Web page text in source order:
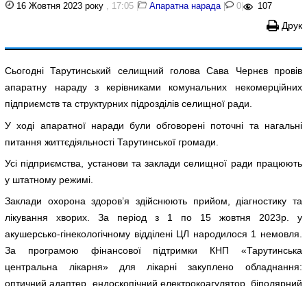
16 Жовтня 2023 року , 17:05 | Апаратна нарада| 0 | 107
Друк
Сьогодні Тарутинський селищний голова Сава Чернєв провів
апаратну нараду з керівниками комунальних некомерційних
підприємств та структурних підрозділів селищної ради.
У ході апаратної наради були обговорені поточні та нагальні
питання життєдіяльності Тарутинської громади.
Усі підприємства, установи та заклади селищної ради працюють
у штатному режимі.
Заклади охорона здоров’я здійснюють прийом, діагностику та
лікування хворих. За період з 1 по 15 жовтня 2023р. у
акушерсько-гінекологічному відділені ЦЛ народилося 1 немовля.
За програмою фінансової підтримки КНП «Тарутинська
центральна лікарня» для лікарні закуплено обладнання:
оптичний адаптер, ендоскопічний електрокоагулятор, біполярний